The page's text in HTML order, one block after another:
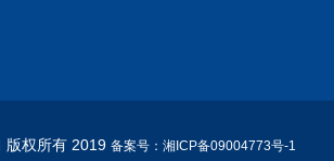
版权所有 2019备案号：湘ICP备09004773号-1